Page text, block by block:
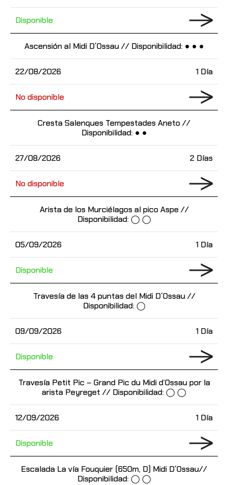
Disponible
22/08/2026
Ascensión al Midi D´Ossau // Disponibilidad: ● ● ●
1 Día
No disponible
27/08/2026
Cresta Salenques Tempestades Aneto //
Disponibilidad: ● ●
2 Días
No disponible
05/09/2026
Arista de los Murciélagos al pico Aspe //
Disponibilidad: ◯ ◯
1 Día
Disponible
09/09/2026
Travesía de las 4 puntas del Midi D´Ossau //
Disponibilidad: ◯
1 Día
Disponible
12/09/2026
Travesía Petit Pic – Grand Pic du Midi d’Ossau por la
arista Peyreget // Disponibilidad: ◯ ◯
1 Día
Disponible
Escalada La vía Fouquier (650m, D) Midi D´Ossau//
Disponibilidad: ◯ ◯